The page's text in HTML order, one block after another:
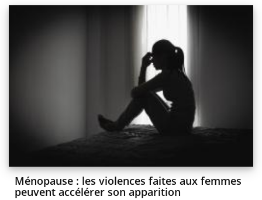
Ménopause : les violences faites aux femmes
peuvent accélérer son apparition